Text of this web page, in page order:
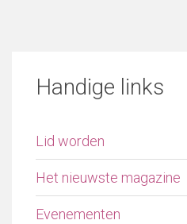
Handige links
Lid worden
Het nieuwste magazine
Evenementen